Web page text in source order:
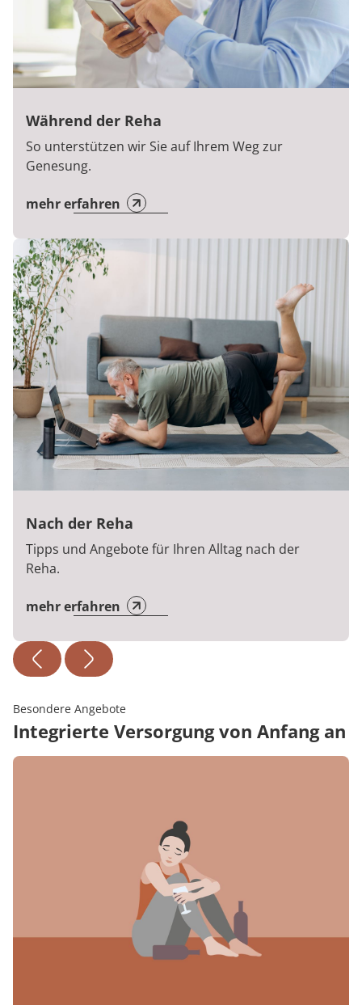
Während der Reha
So unterstützen wir Sie auf Ihrem Weg zur
Genesung.
mehr erfahren
Nach der Reha
Tipps und Angebote für Ihren Alltag nach der
Reha.
mehr erfahren
Besondere Angebote
Integrierte Versorgung von Anfang an